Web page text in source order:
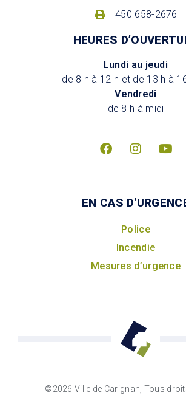
450 658-2676
HEURES
Lundi au jeudi
de 8 h à 12 h et de 13 h à
Vendredi
de 8 h à midi
EN CAS
Police
Incendie
Mesures d’urgence
©2026 Ville de Carignan, Tous